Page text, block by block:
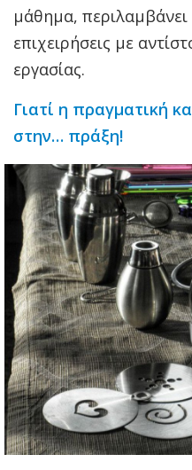
μάθημα, περιλαμβάνει
επιχειρήσεις με
εργασίας.
Γιατί η πραγματική
στην… πράξη!